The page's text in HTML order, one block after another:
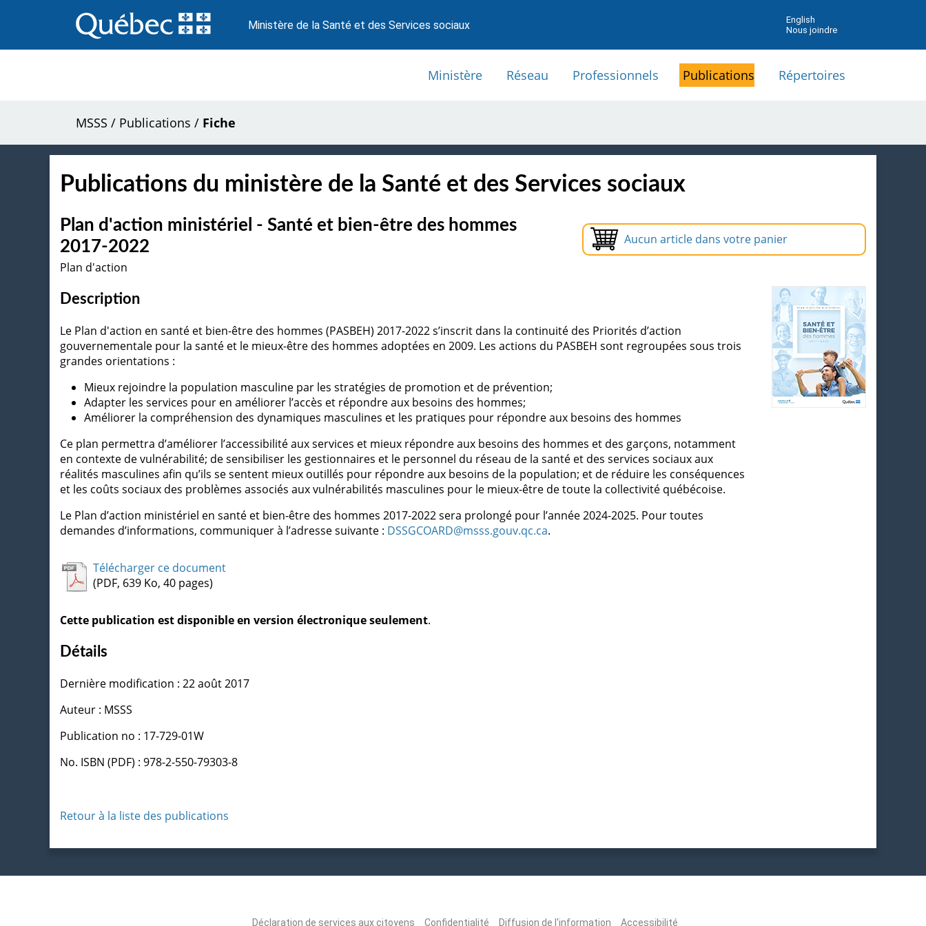
au
contenu
Ministère de la Santé et des Services sociaux
English
Nous joindre
Ministère Réseau Professionnels Publications Répertoires
MSSS / Publications / Fiche
Publications du ministère de la Santé et des Services sociaux
Aucun article dans votre panier
Plan d'action ministériel - Santé et bien-être des hommes
2017-2022
Plan d'action
Description
Le Plan d'action en santé et bien-être des hommes (PASBEH) 2017-2022 s’inscrit dans la continuité des Priorités d’action
gouvernementale pour la santé et le mieux-être des hommes adoptées en 2009. Les actions du PASBEH sont regroupées sous trois
grandes orientations :
Mieux rejoindre la population masculine par les stratégies de promotion et de prévention;
Adapter les services pour en améliorer l’accès et répondre aux besoins des hommes;
Améliorer la compréhension des dynamiques masculines et les pratiques pour répondre aux besoins des hommes
Ce plan permettra d’améliorer l’accessibilité aux services et mieux répondre aux besoins des hommes et des garçons, notamment
en contexte de vulnérabilité; de sensibiliser les gestionnaires et le personnel du réseau de la santé et des services sociaux aux
réalités masculines afin qu’ils se sentent mieux outillés pour répondre aux besoins de la population; et de réduire les conséquences
et les coûts sociaux des problèmes associés aux vulnérabilités masculines pour le mieux-être de toute la collectivité québécoise.
Le Plan d’action ministériel en santé et bien-être des hommes 2017-2022 sera prolongé pour l’année 2024-2025. Pour toutes
demandes d’informations, communiquer à l’adresse suivante : DSSGCOARD@msss.gouv.qc.ca.
Télécharger ce document
(PDF, 639 Ko, 40 pages)
Cette publication est disponible en version électronique seulement.
Détails
Dernière modification : 22 août 2017
Auteur : MSSS
Publication no : 17-729-01W
No. ISBN (PDF) : 978-2-550-79303-8
Retour à la liste des publications
Déclaration de services aux citoyens Confidentialité Diffusion de l'information Accessibilité